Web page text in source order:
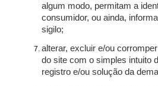
algum modo, permitam a
consumidor, ou ainda,
sigilo;
alterar, excluir e/ou
do site com o simples intuito
registro e/ou solução da